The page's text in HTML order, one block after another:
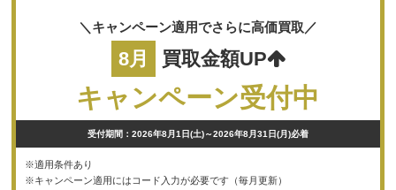
＼キャンペーン適用でさらに高価買取／
8月 買取金額UP
キャンペーン受付中
受付期間：2026年8月1日(土)～2026年8月31日(月)必着
※適用条件あり
※キャンペーン適用にはコード入力が必要です（毎月更新）